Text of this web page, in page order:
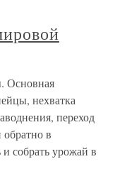
Основная
нехватка
переход
в
собрать урожай в